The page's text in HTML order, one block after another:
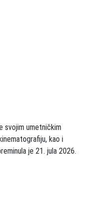
svojim umetničkim
kao i
je 21. jula 2026.